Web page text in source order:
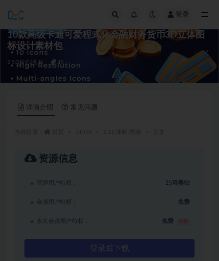
登录
10款高级卡通可爱程式化金融财务货币3D立体图
标设计素材包
2.5D插画/图标 15
详情介绍 常见问题
资源信息
普通用户特权： 15琦美钻
会员用户特权： 免费
永久会员用户特权： 免费
登录后下载